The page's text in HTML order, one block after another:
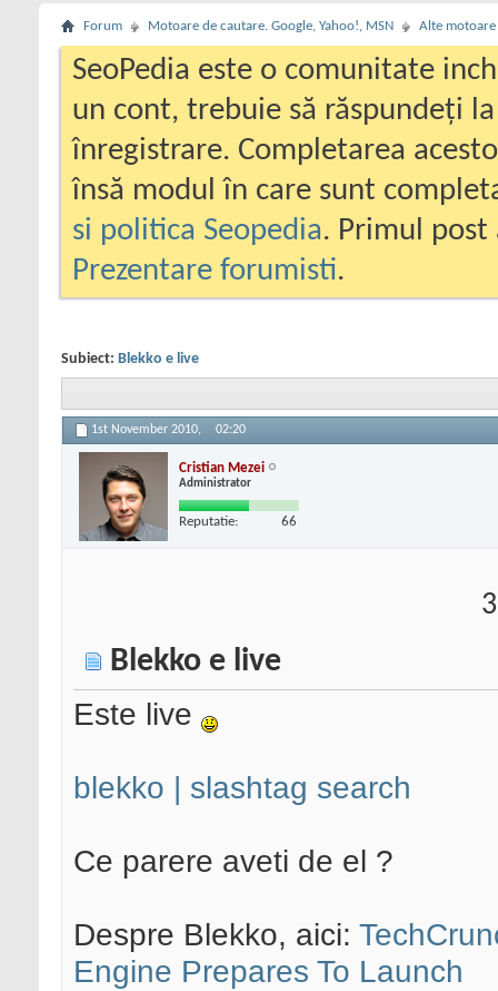
Forum Motoare de cautare. Google, Yahoo!, MSN Alte
SeoPedia este o comunitate
un cont, trebuie să răspundeți
înregistrare. Completarea
însă modul în care sunt
si politica Seopedia. Primul
Prezentare forumisti.
Subiect: Blekko e live
1st November 2010, 02:20
Cristian Mezei
Administrator
Reputatie: 66
Blekko e live
Este live
blekko | slashtag search
Ce parere aveti de el ?
Despre Blekko, aici:
Engine Prepares To Launch